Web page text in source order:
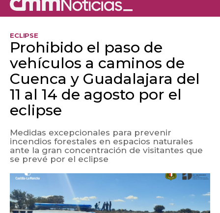
ECLIPSE
Prohibido el paso de
vehículos a caminos de
Cuenca y Guadalajara del
11 al 14 de agosto por el
eclipse
Medidas excepcionales para prevenir
incendios forestales en espacios naturales
ante la gran concentración de visitantes que
se prevé por el eclipse